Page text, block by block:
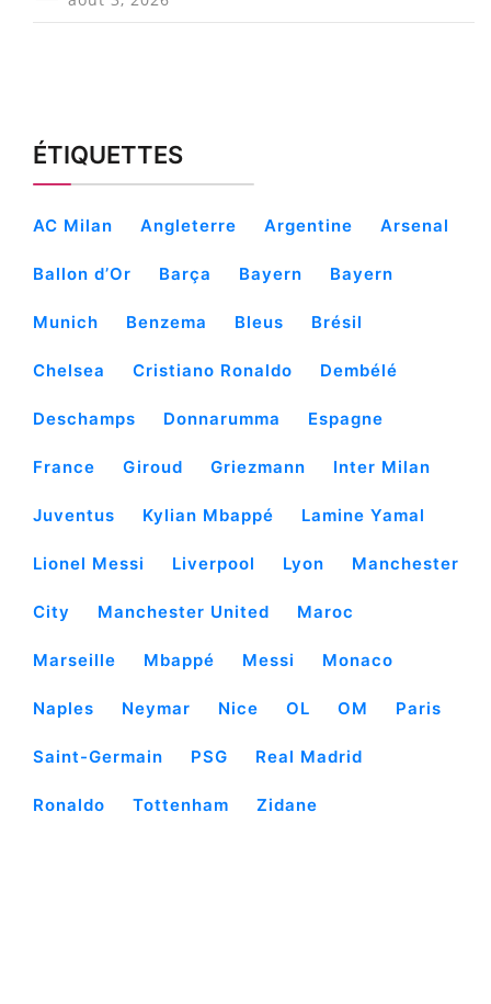
ÉTIQUETTES
AC Milan Angleterre Argentine Arsenal
Ballon d’Or Barça Bayern Bayern
Munich Benzema Bleus Brésil
Chelsea Cristiano Ronaldo Dembélé
Deschamps Donnarumma Espagne
France Giroud Griezmann Inter Milan
Juventus Kylian Mbappé Lamine Yamal
Lionel Messi Liverpool Lyon Manchester
City Manchester United Maroc
Marseille Mbappé Messi Monaco
Naples Neymar Nice OL OM Paris
Saint-Germain PSG Real Madrid
Ronaldo Tottenham Zidane